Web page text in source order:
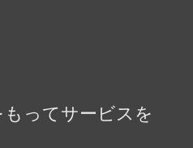
もってサービスを